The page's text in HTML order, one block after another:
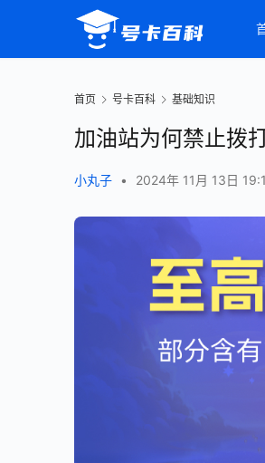
首页 号卡百科 基础知识
加油站为何禁止拨
小丸子 • 2024年 11月 13日